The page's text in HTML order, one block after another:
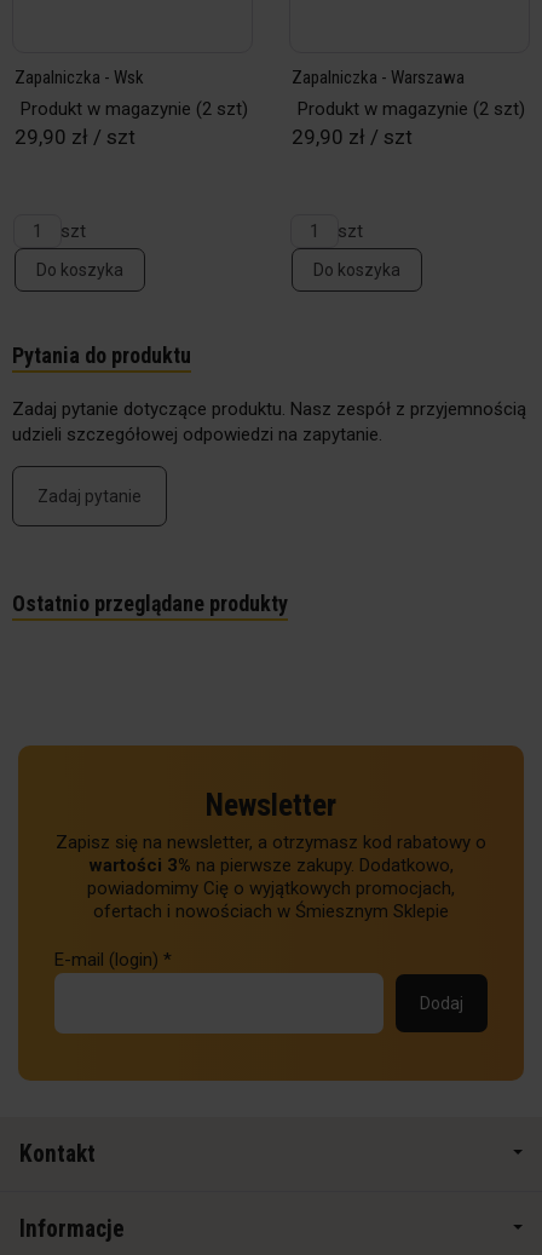
Zapalniczka - Wsk
Produkt w magazynie (2 szt)
29,90 zł / szt
szt
Do koszyka
Zapalniczka - Warszawa
Produkt w magazynie (2 szt)
29,90 zł / szt
szt
Do koszyka
Pytania do produktu
Zadaj pytanie dotyczące produktu. Nasz zespół z przyjemnością
udzieli szczegółowej odpowiedzi na zapytanie.
Zadaj pytanie
Ostatnio przeglądane produkty
Newsletter
Zapisz się na newsletter, a otrzymasz kod rabatowy o
wartości 3% na pierwsze zakupy. Dodatkowo,
powiadomimy Cię o wyjątkowych promocjach,
ofertach i nowościach w Śmiesznym Sklepie
E-mail (login) *
Kontakt
Informacje